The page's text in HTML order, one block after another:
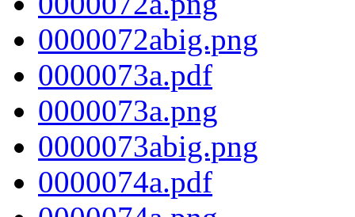
0000072abig.png
0000073a.pdf
0000073a.png
0000073abig.png
0000074a.pdf